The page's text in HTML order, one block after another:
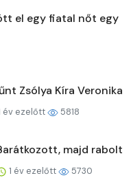
el egy fiatal nőt egy
Zsólya Kíra Veronika
év ezelőtt 5818
majd rabolt
1 év ezelőtt 5730